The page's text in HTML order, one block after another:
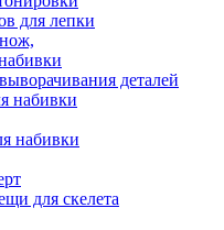
для лепки
деталей
набивки
набивки
для скелета